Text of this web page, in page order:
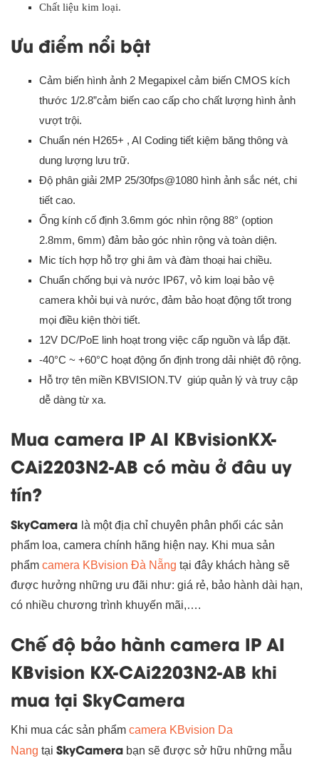
Chất liệu kim loại.
Ưu điểm nổi bật
Cảm biến hình ảnh 2 Megapixel cảm biến CMOS kích
thước 1/2.8”cảm biến cao cấp cho chất lượng hình ảnh
vượt trội.
Chuẩn nén H265+ , AI Coding tiết kiệm băng thông và
dung lượng lưu trữ.
Độ phân giải 2MP 25/30fps@1080 hình ảnh sắc nét, chi
tiết cao.
Ống kính cố định 3.6mm góc nhìn rộng 88° (option
2.8mm, 6mm) đảm bảo góc nhìn rộng và toàn diện.
Mic tích hợp hỗ trợ ghi âm và đàm thoại hai chiều.
Chuẩn chống bụi và nước IP67, vỏ kim loại bảo vệ
camera khỏi bụi và nước, đảm bảo hoạt động tốt trong
mọi điều kiện thời tiết.
12V DC/PoE linh hoạt trong việc cấp nguồn và lắp đặt.
-40°C ~ +60°C hoạt động ổn định trong dải nhiệt độ rộng.
Hỗ trợ tên miền KBVISION.TV giúp quản lý và truy cập
dễ dàng từ xa.
Mua camera IP AI KBvisionKX-
CAi2203N2-AB có màu ở đâu uy
tín?
SkyCamera là một địa chỉ chuyên phân phối các sản
phẩm loa, camera chính hãng hiện nay. Khi mua sản
phẩm camera KBvision Đà Nẵng tại đây khách hàng sẽ
được hưởng những ưu đãi như: giá rẻ, bảo hành dài hạn,
có nhiều chương trình khuyến mãi,….
Chế độ bảo hành camera IP AI
KBvision KX-CAi2203N2-AB khi
mua tại SkyCamera
Khi mua các sản phẩm camera KBvision Da
Nang tại SkyCamera bạn sẽ được sở hữu những mẫu